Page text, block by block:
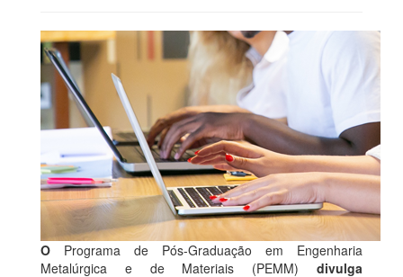
O
Programa de Pós-Graduação em Engenharia
Metalúrgica e de Materiais (PEMM) divulga